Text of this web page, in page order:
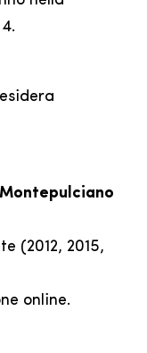
(2012, 2015,
online.